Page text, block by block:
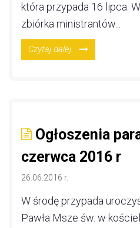
która przypada 16 lipca.
zbiórka ministrantów...
Czytaj dalej
Ogłoszenia
czerwca 2016 r
26.06.2016 r.
W środę przypada
Pawła Msze św. w